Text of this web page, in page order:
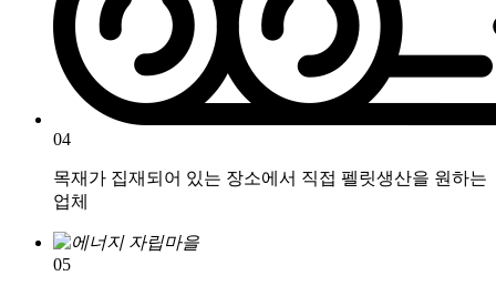
04
목재가 집재되어 있는 장소에서 직접 펠릿생산을 원하는
업체
05